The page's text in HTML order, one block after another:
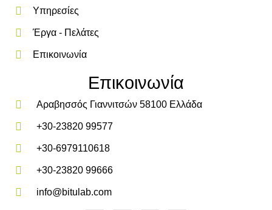
Υπηρεσίες
Έργα - Πελάτες
Επικοινωνία
Επικοινωνία
Αραβησσός Γιαννιτσών 58100 Ελλάδα
+30-23820 99577
+30-6979110618
+30-23820 99666
info@bitulab.com